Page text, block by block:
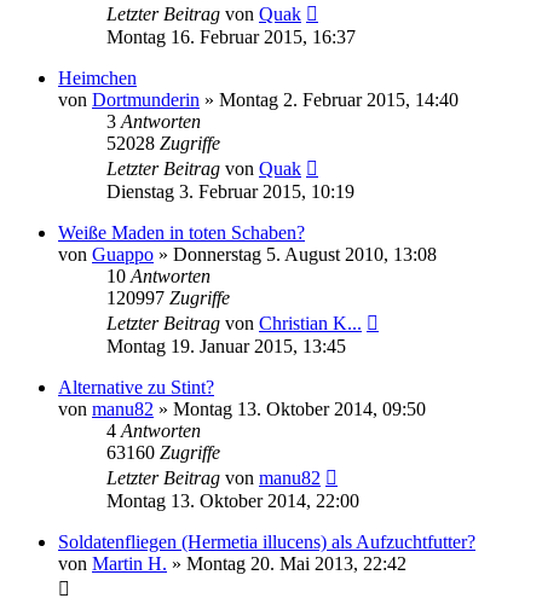
Letzter Beitrag von Quak
Montag 16. Februar 2015, 16:37
Heimchen
von Dortmunderin » Montag 2. Februar 2015, 14:40
3 Antworten
52028 Zugriffe
Letzter Beitrag von Quak
Dienstag 3. Februar 2015, 10:19
Weiße Maden in toten Schaben?
von Guappo » Donnerstag 5. August 2010, 13:08
10 Antworten
120997 Zugriffe
Letzter Beitrag von Christian K...
Montag 19. Januar 2015, 13:45
Alternative zu Stint?
von manu82 » Montag 13. Oktober 2014, 09:50
4 Antworten
63160 Zugriffe
Letzter Beitrag von manu82
Montag 13. Oktober 2014, 22:00
Soldatenfliegen (Hermetia illucens) als Aufzuchtfutter?
von Martin H. » Montag 20. Mai 2013, 22:42